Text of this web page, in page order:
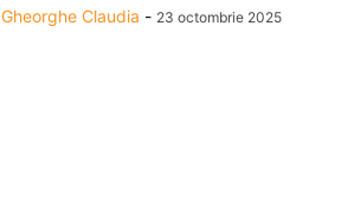
Gheorghe Claudia - 23 octombrie 2025